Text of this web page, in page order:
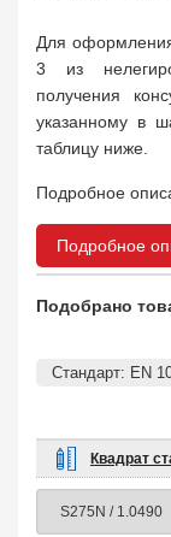
Поковка
Балка
Балка
Рельсы
Рельсовый
Для
3 из
получения
указанному в
таблицу ниже.
Подробное
Подробное
Подобрано
Стандарт: EN
Квадрат